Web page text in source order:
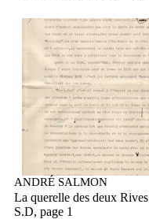
ANDRÉ SALMON
La querelle des deux Rives
S.D, page 1